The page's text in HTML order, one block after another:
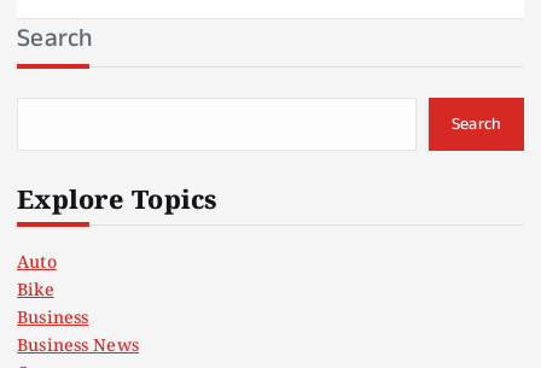
Search
Search
Explore Topics
Auto
Bike
Business
Business News